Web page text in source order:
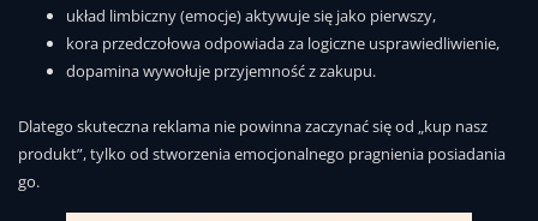
układ limbiczny (emocje) aktywuje się jako pierwszy,
kora przedczołowa odpowiada za logiczne usprawiedliwienie,
dopamina wywołuje przyjemność z zakupu.
Dlatego skuteczna reklama nie powinna zaczynać się od „kup nasz
produkt”, tylko od stworzenia emocjonalnego pragnienia posiadania
go.